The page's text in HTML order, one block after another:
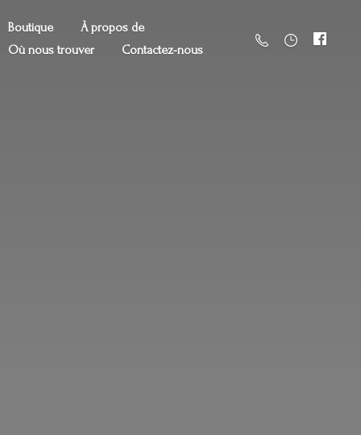
Boutique
À propos de
Où nous trouver
Contactez-nous